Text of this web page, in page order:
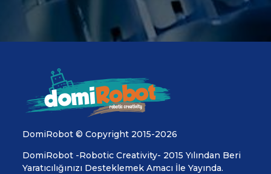
DomiRobot © Copyright 2015-2026
DomiRobot -Robotic Creativity- 2015 Yılından Beri
Yaratıcılığınızı Desteklemek Amacı İle Yayında.